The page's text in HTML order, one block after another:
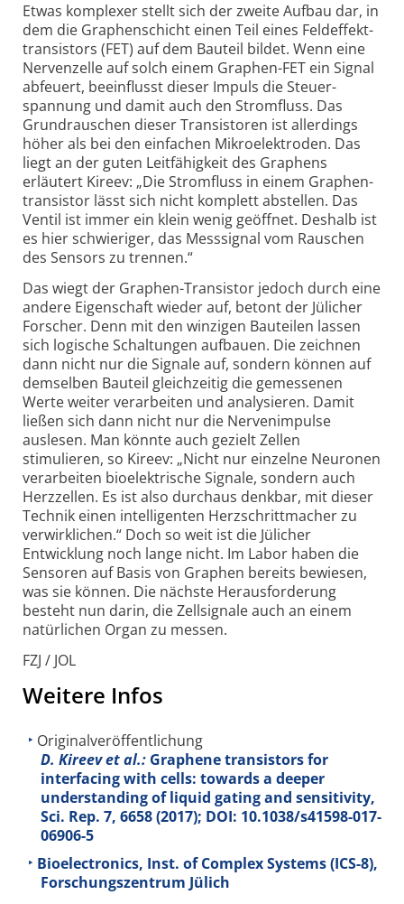
Etwas komplexer stellt sich der zweite Aufbau dar, in
dem die Graphen­schicht einen Teil eines Feldeffekt­
transistors (FET) auf dem Bauteil bildet. Wenn eine
Nerven­zelle auf solch einem Graphen-FET ein Signal
abfeuert, beeinflusst dieser Impuls die Steuer­
spannung und damit auch den Stromfluss. Das
Grund­rauschen dieser Transis­toren ist aller­dings
höher als bei den einfachen Mikro­elektroden. Das
liegt an der guten Leit­fähigkeit des Graphens
erläutert Kireev: „Die Stromfluss in einem Graphen­
transistor lässt sich nicht komplett abstellen. Das
Ventil ist immer ein klein wenig geöffnet. Deshalb ist
es hier schwieriger, das Mess­signal vom Rauschen
des Sensors zu trennen.“
Das wiegt der Graphen-Transistor jedoch durch eine
andere Eigen­schaft wieder auf, betont der Jülicher
Forscher. Denn mit den winzigen Bauteilen lassen
sich logische Schaltungen aufbauen. Die zeichnen
dann nicht nur die Signale auf, sondern können auf
demselben Bauteil gleich­zeitig die gemessenen
Werte weiter verar­beiten und ana­lysieren. Damit
ließen sich dann nicht nur die Nerven­impulse
auslesen. Man könnte auch gezielt Zellen
stimulieren, so Kireev: „Nicht nur einzelne Neuronen
verarbeiten bioelek­trische Signale, sondern auch
Herz­zellen. Es ist also durchaus denkbar, mit dieser
Technik einen intel­ligenten Herzschritt­macher zu
verwirk­lichen.“ Doch so weit ist die Jülicher
Entwicklung noch lange nicht. Im Labor haben die
Sensoren auf Basis von Graphen bereits bewiesen,
was sie können. Die nächste Heraus­forderung
besteht nun darin, die Zell­signale auch an einem
natür­lichen Organ zu messen.
FZJ / JOL
Weitere Infos
Originalveröffentlichung
D. Kireev et al.: Graphene transistors for
interfacing with cells: towards a deeper
understanding of liquid gating and sensitivity,
Sci. Rep. 7, 6658 (2017); DOI: 10.1038/s41598-017-
06906-5
Bioelectronics, Inst. of Complex Systems (ICS-8),
Forschungszentrum Jülich